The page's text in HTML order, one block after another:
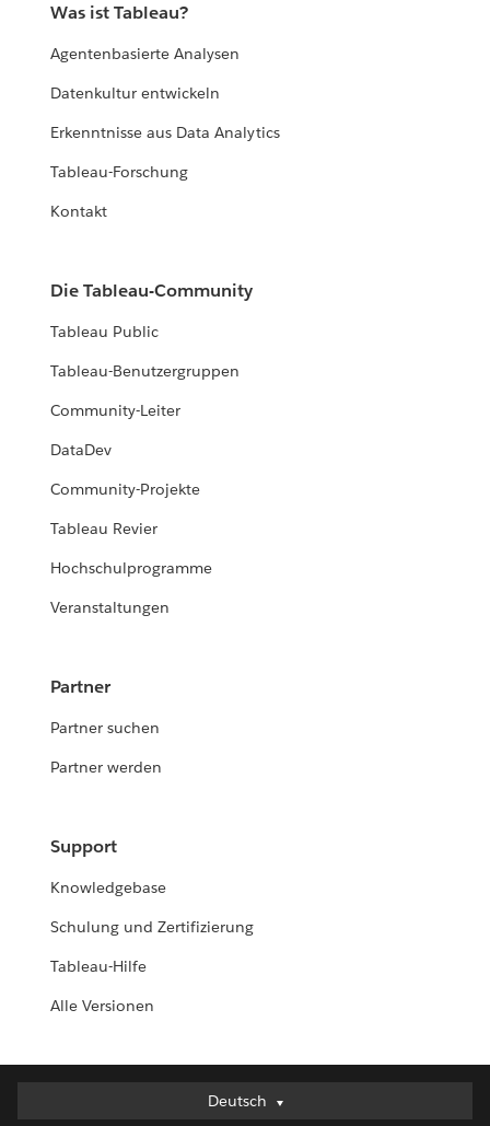
Was ist Tableau?
Agentenbasierte Analysen
Datenkultur entwickeln
Erkenntnisse aus Data Analytics
Tableau-Forschung
Kontakt
Die Tableau-Community
Tableau Public
Tableau-Benutzergruppen
Community-Leiter
DataDev
Community-Projekte
Tableau Revier
Hochschulprogramme
Veranstaltungen
Partner
Partner suchen
Partner werden
Support
Knowledgebase
Schulung und Zertifizierung
Tableau-Hilfe
Alle Versionen
Deutsch
Deutsch